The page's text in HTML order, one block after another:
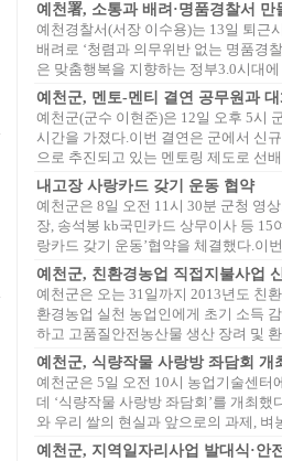
예천署, 소통과 배려·명품경찰서 만
예천경찰서(서장 이수용)는 13일 퇴근
배려로 ‘청렴과 의무위반 없는 명품경
은 맞춤행복을 지향하는 정부3.0시대
예천군, 멘토-멘티 결연 공무원과
예천군(군수 이현준)은 12일 오후 5시
시간을 가졌다.이번 결연은 군에서 신
으로 추진되고 있는 멘토링 제도로 선
내고장 사랑카드 갖기 운동 협약
예천군은 8일 오전 11시 30분 군청 영
장, 송석봉 kb국민카드 상무이사 등 15
랑카드 갖기 운동’협약을 체결했다.이
예천군, 친환경농업 직접지불사업
예천군은 오는 31일까지 2013년도 친
환경농업 실천 농업인에게 초기 소득
하고 고품질안전농산물 생산 장려 및
예천군, 식량작물 사랑방 좌담회 개
예천군은 5일 오전 10시 농업기술센터
데 ‘식량작물 사랑방 좌담회’를 개최
와 우리 쌀의 현실과 앞으로의 과제,
예천군, 지역일자리사업 발대식·안